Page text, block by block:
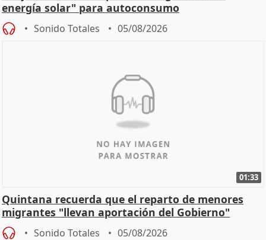
energía solar" para autoconsumo
Sonido Totales 05/08/2026
01:33
Quintana recuerda que el reparto de menores
migrantes "llevan aportación del Gobierno"
central
Sonido Totales 05/08/2026